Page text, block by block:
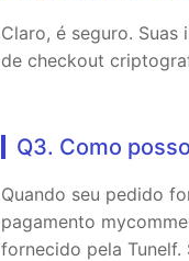
Claro, é seguro.
de checkout
Q3. Como
Quando seu pedido
pagamento
fornecido pela